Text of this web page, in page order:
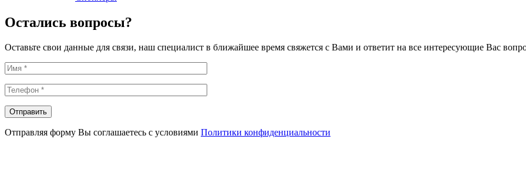
Остались вопросы?
Оставьте свои данные для связи, наш специалист в ближайшее время свяжется с Вами и ответит на все интересующие Вас
Отправляя форму Вы соглашаетесь с условиями Политики конфиденциальности